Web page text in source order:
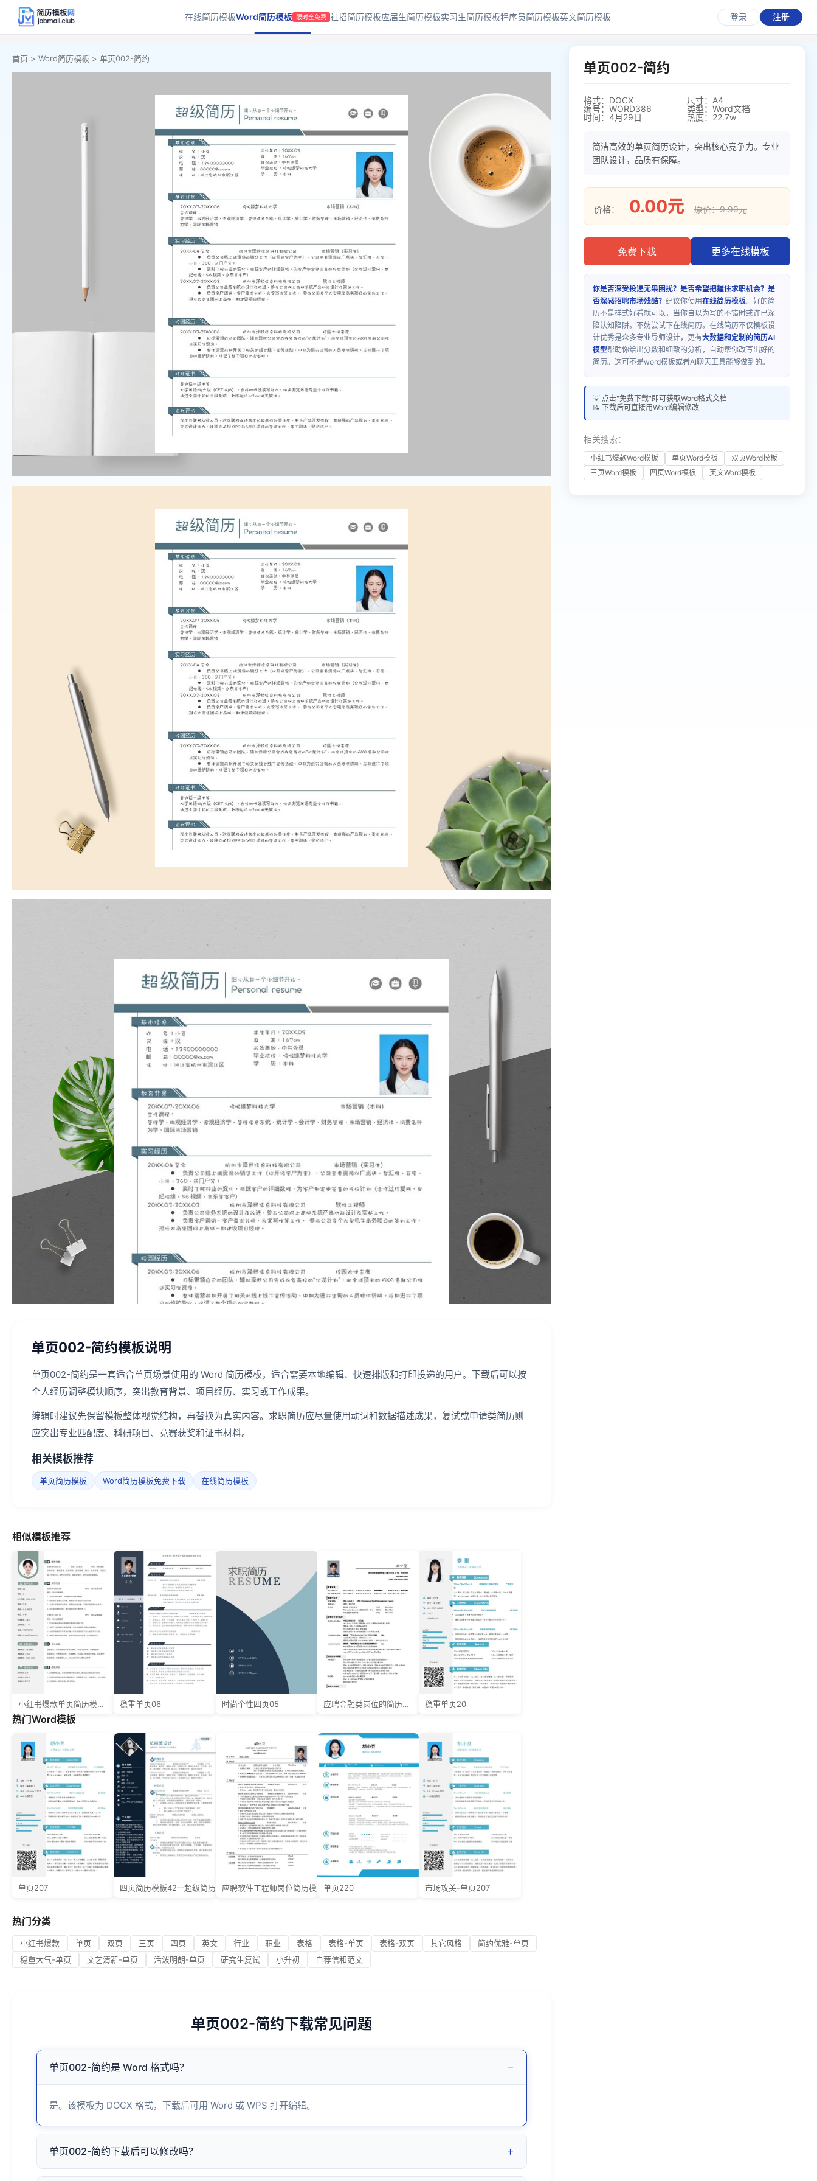
在线简历模板Word简历模板 限时全免费 社招简历模板应届生简历模板实习生简历模板程序员简历模板英文简历模板 登录 注册
首页 > Word简历模板 > 单页002-简约
单页002-简约模板说明
单页002-简约是一套适合单页场景使用的 Word 简历模板，适合需要本地编辑、快速排版和打印投递的用户。下载后可以按
个人经历调整模块顺序，突出教育背景、项目经历、实习或工作成果。
编辑时建议先保留模板整体视觉结构，再替换为真实内容。求职简历应尽量使用动词和数据描述成果，复试或申请类简历则
应突出专业匹配度、科研项目、竞赛获奖和证书材料。
相关模板推荐
单页简历模板 Word简历模板免费下载 在线简历模板
相似模板推荐
小红书爆款单页简历模板85--超级简历模板 稳重单页06 时尚个性四页05 应聘金融类岗位的简历模板 稳重单页20
热门Word模板
单页207 四页简历模板42--超级简历模板应聘软件工程师岗位简历模板单页220 市场攻关-单页207
热门分类
小红书爆款 单页 双页 三页 四页 英文 行业 职业 表格 表格-单页 表格-双页 其它风格
简约优雅-单页
稳重大气-单页
文艺清新-单页 活泼明朗-单页 研究生复试 小升初 自荐信和范文
单页002-简约下载常见问题
单页002-简约是 Word 格式吗？ −
是。该模板为 DOCX 格式，下载后可用 Word 或 WPS 打开编辑。
单页002-简约下载后可以修改吗？ +
单页002-简约
格式：DOCX
尺寸：A4
编号：WORD386
类型：Word文档
时间：4月29日
热度：22.7w
简洁高效的单页简历设计，突出核心竞争力。专业
团队设计，品质有保障。
价格： 0.00元 原价：9.99元
免费下载 更多在线模板
你是否深受投递无果困扰？是否希望把握住求职机会？是
否深感招聘市场残酷？ 建议你使用在线简历模板。好的简
历不是样式好看就可以，当你自以为写的不错时或许已深
陷认知陷阱。不妨尝试下在线简历。在线简历不仅模板设
计优秀是众多专业导师设计，更有大数据和定制的简历AI
模型帮助你给出分数和细致的分析，自动帮你改写出好的
简历。这可不是word模板或者AI聊天工具能够做到的。
💡 点击"免费下载"即可获取Word格式文档
📝 下载后可直接用Word编辑修改
相关搜索：
小红书爆款Word模板 单页Word模板
双页Word模板
三页Word模板
四页Word模板 英文Word模板